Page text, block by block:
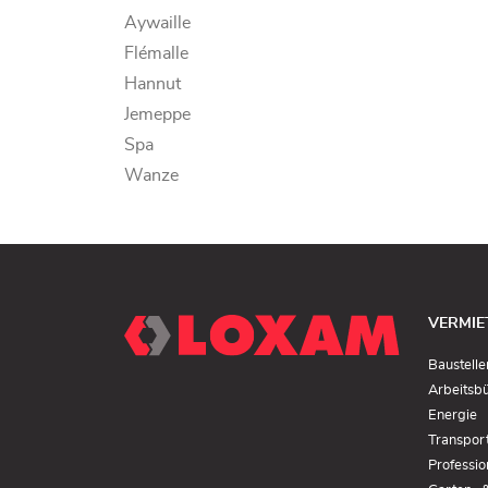
Aywaille
Flémalle
Hannut
Jemeppe
Spa
Wanze
Energie(In